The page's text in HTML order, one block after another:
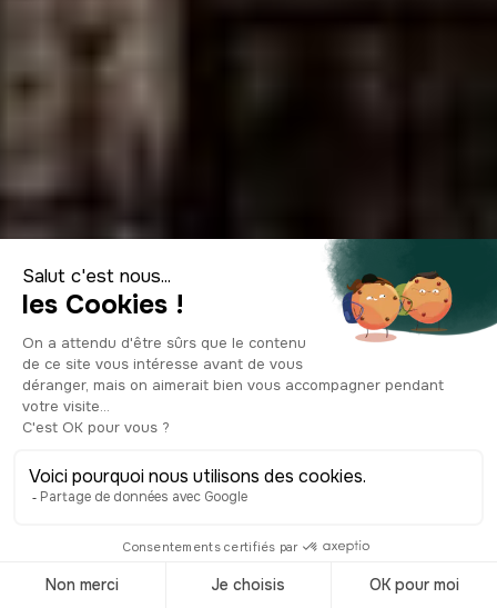
St. Stephen's
Basilica Budapest:
Complete Visitor's
Guide (2026)